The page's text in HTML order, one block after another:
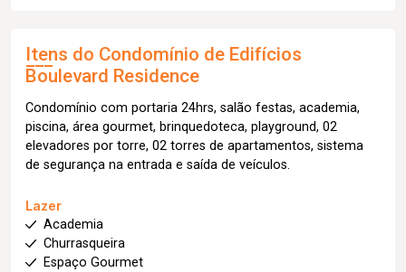
Itens do Condomínio de Edifícios
Boulevard Residence
Condomínio com portaria 24hrs, salão festas, academia,
piscina, área gourmet, brinquedoteca, playground, 02
elevadores por torre, 02 torres de apartamentos, sistema
de segurança na entrada e saída de veículos.
Lazer
Academia
Churrasqueira
Espaço Gourmet